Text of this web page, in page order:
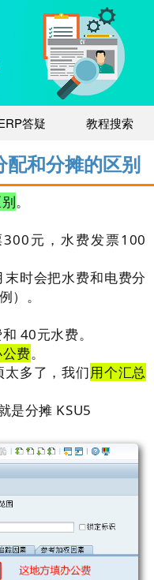
答疑 教程搜索
配和分摊的区别
。
元，水费发票100
末时会把水费和电费分
）。
40元水费。
费。
多了，我们用个汇总
是分摊 KSU5